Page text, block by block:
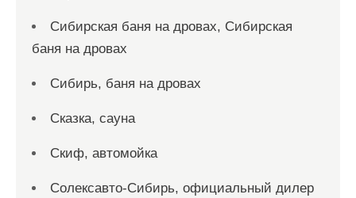
Сибирская баня на дровах, Сибирская
баня на дровах
Сибирь, баня на дровах
Сказка, сауна
Скиф, автомойка
Солексавто-Сибирь, официальный дилер